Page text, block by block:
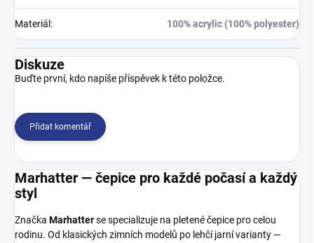
Materiál : 100% acrylic (100% polyester)
Diskuze
Buďte první, kdo napíše příspěvek k této položce.
Přidat komentář
Marhatter — čepice pro každé počasí a každý
styl
Značka Marhatterse specializuje na pletené čepice pro celou
rodinu. Od klasických zimních modelů po lehčí jarní varianty —